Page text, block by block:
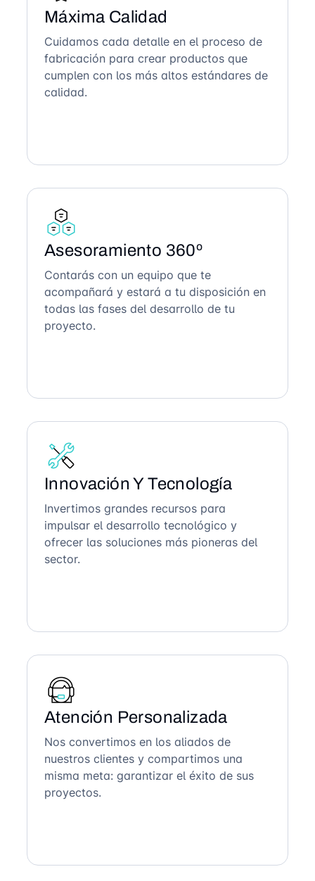
Máxima Calidad
Cuidamos cada detalle en el proceso de
fabricación para crear productos que
cumplen con los más altos estándares de
calidad.
Asesoramiento 360º
Contarás con un equipo que te
acompañará y estará a tu disposición en
todas las fases del desarrollo de tu
proyecto.
Innovación Y Tecnología
Invertimos grandes recursos para
impulsar el desarrollo tecnológico y
ofrecer las soluciones más pioneras del
sector.
Atención Personalizada
Nos convertimos en los aliados de
nuestros clientes y compartimos una
misma meta: garantizar el éxito de sus
proyectos.